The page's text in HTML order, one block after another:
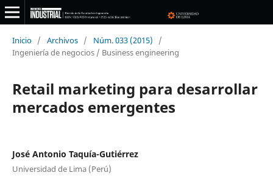
Inicio / Archivos / Núm. 033 (2015)
/
Ingeniería de negocios / Business engineering
Retail marketing para desarrollar
mercados emergentes
José Antonio Taquía-Gutiérrez
Universidad de Lima (Perú)